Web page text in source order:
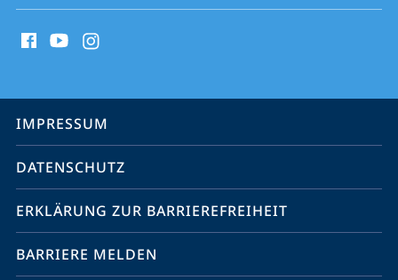
Media
Service-
Navigation
IMPRESSUM
DATENSCHUTZ
ERKLÄRUNG ZUR BARRIEREFREIHEIT
BARRIERE MELDEN